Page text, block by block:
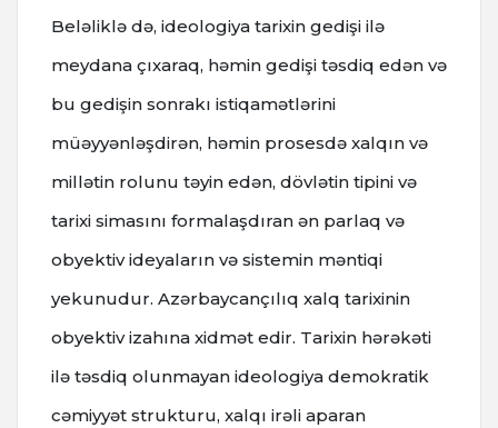
Beləliklə də, ideologiya tarixin gedişi ilə
meydana çıxaraq, həmin gedişi təsdiq edən və
bu gedişin sonrakı istiqamətlərini
müəyyənləşdirən, həmin prosesdə xalqın və
millətin rolunu təyin edən, dövlətin tipini və
tarixi simasını formalaşdıran ən parlaq və
obyektiv ideyaların və sistemin məntiqi
yekunudur. Azərbaycançılıq xalq tarixinin
obyektiv izahına xidmət edir. Tarixin hərəkəti
ilə təsdiq olunmayan ideologiya demokratik
cəmiyyət strukturu, xalqı irəli aparan